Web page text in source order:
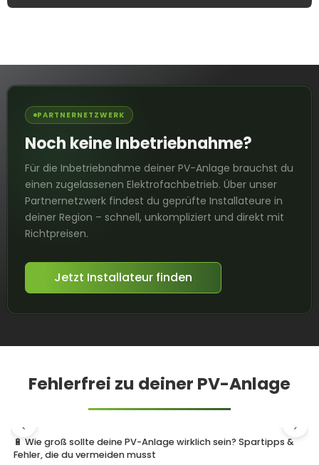
PARTNERNETZWERK
Noch keine Inbetriebnahme?
Für die Inbetriebnahme deiner PV-Anlage brauchst du
einen zugelassenen Elektrofachbetrieb. Über unser
Partnernetzwerk findest du geprüfte Installateure in
deiner Region – schnell, unkompliziert und direkt mit
Richtpreisen.
Jetzt Installateur finden
Fehlerfrei zu deiner PV-Anlage
🔋 Wie groß sollte deine PV-Anlage wirklich sein? Spartipps &
Fehler, die du vermeiden musst